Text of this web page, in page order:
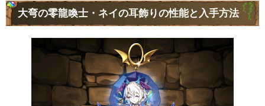
大弯の零龍喚士・ネイの耳飾りの性能と入手方法